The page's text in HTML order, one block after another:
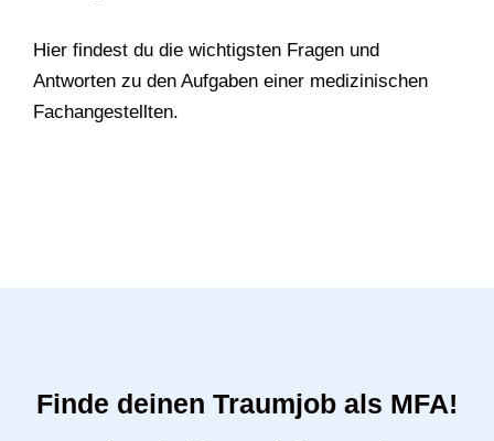
Hier findest du die wichtigsten Fragen und
Antworten zu den Aufgaben einer medizinischen
Fachangestellten.
Finde deinen Traumjob als MFA!